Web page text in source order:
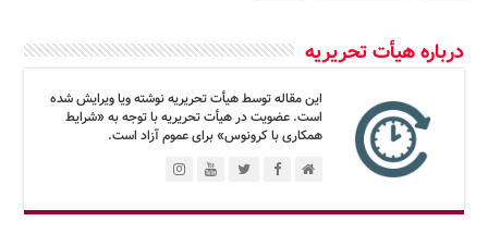
درباره هیأت تحریریه
این مقاله توسط هیأت تحریریه نوشته ویا ویرایش شده
است. عضویت در هیأت تحریریه با توجه به «شرایط
همکاری با کرونوس» برای عموم آزاد است.